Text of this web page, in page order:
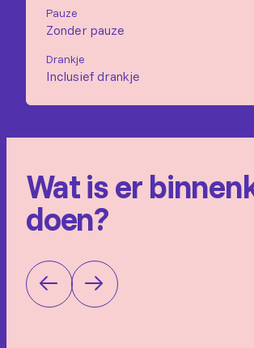
Pauze
Zonder pauze
Drankje
Inclusief drankje
Wat is er
doen?